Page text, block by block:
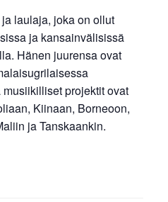
laulaja, joka on ollut
ja kansainvälisissä
Hänen juurensa ovat
projektit ovat
Kiinaan, Borneoon,
ja Tanskaankin.